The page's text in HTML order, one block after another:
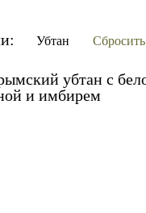
Убтан Сбросить